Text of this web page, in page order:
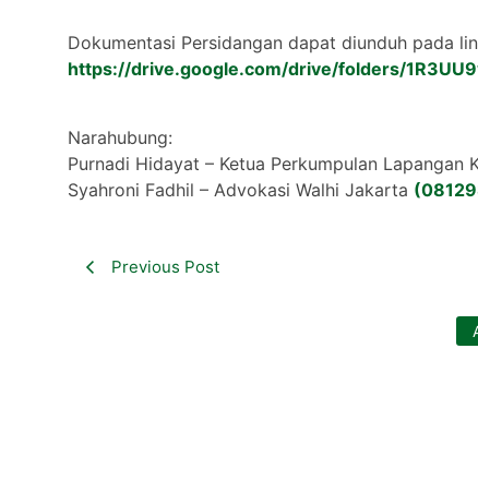
Dokumentasi Persidangan dapat diunduh pada
https://drive.google.com/drive/folders/
Narahubung:
Purnadi Hidayat – Ketua Perkumpulan Lapangan
Syahroni Fadhil – Advokasi Walhi Jakarta
Previous Post